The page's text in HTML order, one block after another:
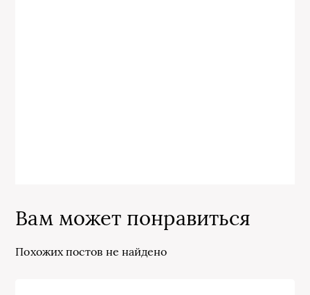
Вам может понравиться
Похожих постов не найдено